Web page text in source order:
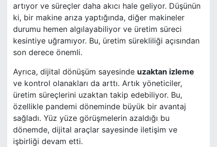
artıyor ve süreçler daha akıcı hale geliyor. Düşünün
ki, bir makine arıza yaptığında, diğer makineler
durumu hemen algılayabiliyor ve üretim süreci
kesintiye uğramıyor. Bu, üretim sürekliliği açısından
son derece önemli.
Ayrıca, dijital dönüşüm sayesinde uzaktan izleme
ve kontrol olanakları da arttı. Artık yöneticiler,
üretim süreçlerini uzaktan takip edebiliyor. Bu,
özellikle pandemi döneminde büyük bir avantaj
sağladı. Yüz yüze görüşmelerin azaldığı bu
dönemde, dijital araçlar sayesinde iletişim ve
işbirliği devam etti.